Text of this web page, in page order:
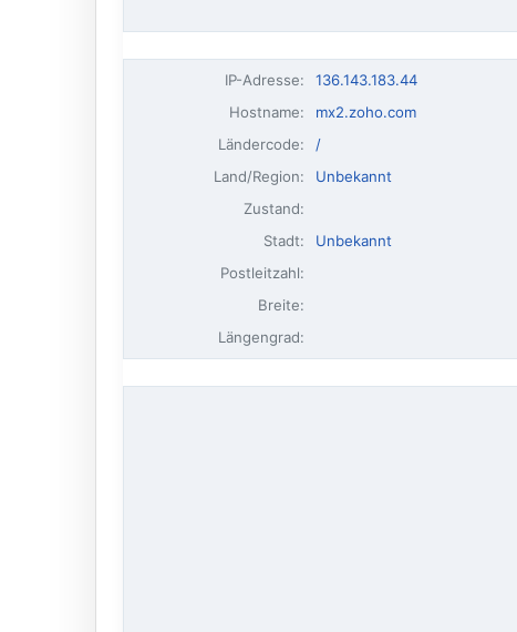
IP-Adresse:
136.143.183.44
Hostname:
mx2.zoho.com
Ländercode:
/
Land/Region:
Unbekannt
Zustand:
Stadt:
Unbekannt
Postleitzahl:
Breite:
Längengrad: